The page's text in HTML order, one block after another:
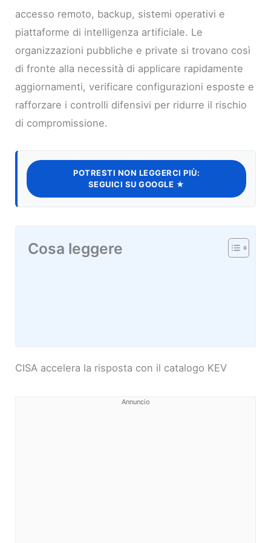
accesso remoto, backup, sistemi operativi e
piattaforme di intelligenza artificiale. Le
organizzazioni pubbliche e private si trovano così
di fronte alla necessità di applicare rapidamente
aggiornamenti, verificare configurazioni esposte e
rafforzare i controlli difensivi per ridurre il rischio
di compromissione.
POTRESTI NON LEGGERCI PIÙ:
SEGUICI SU GOOGLE ★
Cosa leggere
CISA accelera la risposta con il catalogo KEV
Annuncio